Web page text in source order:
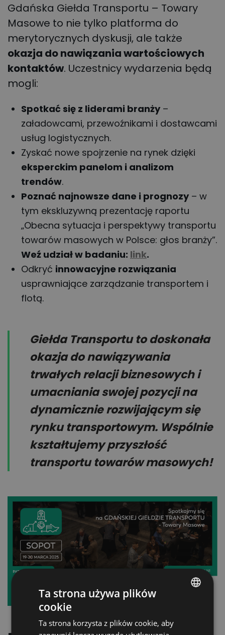
Gdańska Giełda Transportu – Towary
Masowe to nie tylko platforma do
merytorycznych dyskusji, ale także
okazja do nawiązania wartościowych
kontaktów. Uczestnicy wydarzenia będą
mogli:
Spotkać się z liderami branży –
załadowcami, przewoźnikami i dostawcami
usług logistycznych.
Zyskać nowe spojrzenie na rynek dzięki
eksperckim panelom i analizom
trendów.
Poznać najnowsze dane i prognozy – w
tym ekskluzywną prezentację raportu
„Obecna sytuacja i perspektywy transportu
towarów masowych w Polsce: głos branży”.
Weź udział w badaniu: link.
Odkryć innowacyjne rozwiązania
usprawniające zarządzanie transportem i
flotą.
Giełda Transportu to doskonała
okazja do nawiązywania
trwałych relacji biznesowych i
umacniania swojej pozycji na
dynamicznie rozwijającym się
rynku transportowym. Wspólnie
kształtujemy przyszłość
transportu towarów masowych!
ENGLISH
Ta strona używa plików
cookie
Ta strona korzysta z plików cookie, aby